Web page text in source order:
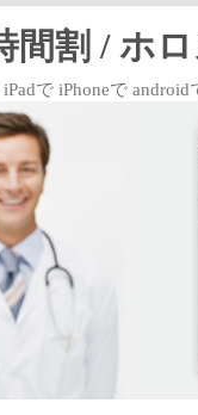
間割 / ホ
で iPhoneで android